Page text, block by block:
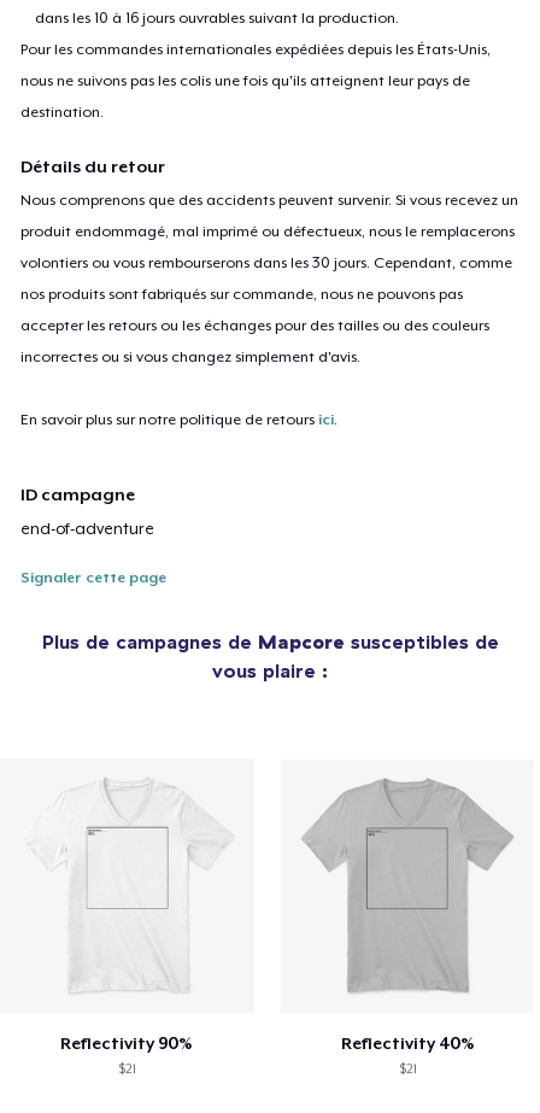
dans les 10 à 16 jours ouvrables suivant la production.
Pour les commandes internationales expédiées depuis les États-Unis,
nous ne suivons pas les colis une fois qu'ils atteignent leur pays de
destination.
Détails du retour
Nous comprenons que des accidents peuvent survenir. Si vous recevez un
produit endommagé, mal imprimé ou défectueux, nous le remplacerons
volontiers ou vous rembourserons dans les 30 jours. Cependant, comme
nos produits sont fabriqués sur commande, nous ne pouvons pas
accepter les retours ou les échanges pour des tailles ou des couleurs
incorrectes ou si vous changez simplement d'avis.
En savoir plus sur notre politique de retours ici.
ID campagne
end-of-adventure
Signaler cette page
Plus de campagnes de Mapcore susceptibles de
vous plaire :
Reflectivity 90%
$21
Reflectivity 40%
$21